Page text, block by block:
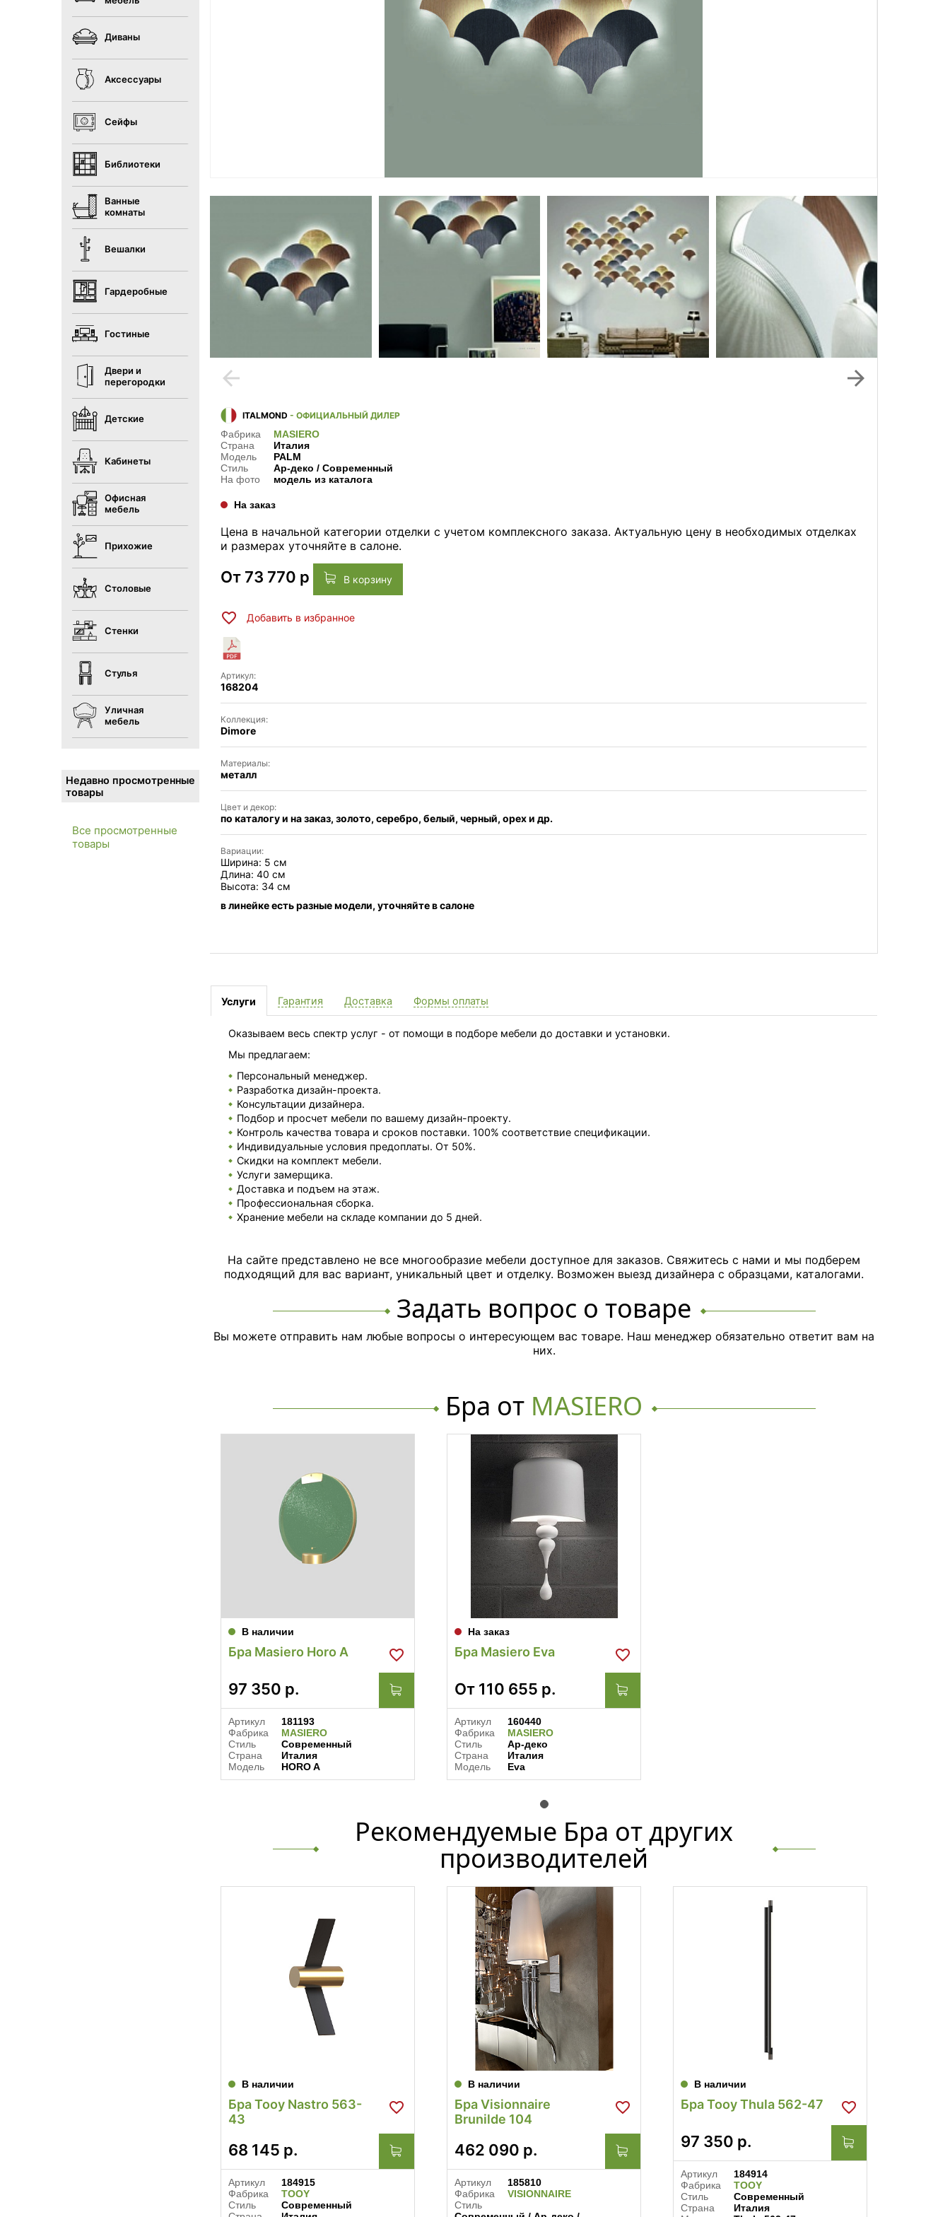
Диваны
Аксессуары
Сейфы
Библиотеки
Ванные
комнаты
Вешалки
Гардеробные
Гостиные
Двери и
перегородки
Детские
Кабинеты
Офисная
мебель
Прихожие
Столовые
Стенки
Стулья
Уличная
мебель
Недавно просмотренные
товары
Все просмотренные
товары
arrow_back arrow_forward
ITALMOND - ОФИЦИАЛЬНЫЙ ДИЛЕР
Фабрика
MASIERO
Страна
Италия
Модель
PALM
Стиль
Ар-деко / Современный
На фото
модель из каталога
На заказ
Цена в начальной категории отделки с учетом комплексного заказа. Актуальную цену в необходимых отделках
и размерах уточняйте в салоне.
От 73 770 р В корзину
Добавить в избранное
Артикул:
168204
Коллекция:
Dimore
Материалы:
металл
Цвет и декор:
по каталогу и на заказ, золото, серебро, белый, черный, орех и др.
Вариации:
Ширина: 5 см
Длина: 40 см
Высота: 34 см
в линейке есть разные модели, уточняйте в салоне
Услуги
Оказываем весь спектр услуг - от помощи в подборе мебели до доставки и установки.
Мы предлагаем:
Персональный менеджер.
Разработка дизайн-проекта.
Консультации дизайнера.
Подбор и просчет мебели по вашему дизайн-проекту.
Контроль качества товара и сроков поставки. 100% соответствие спецификации.
Индивидуальные условия предоплаты. От 50%.
Скидки на комплект мебели.
Услуги замерщика.
Доставка и подъем на этаж.
Профессиональная сборка.
Хранение мебели на складе компании до 5 дней.
Гарантия Доставка Формы оплаты
На сайте представлено не все многообразие мебели доступное для заказов. Свяжитесь с нами и мы подберем
подходящий для вас вариант, уникальный цвет и отделку. Возможен выезд дизайнера с образцами, каталогами.
Задать вопрос о товаре
Вы можете отправить нам любые вопросы о интересующем вас товаре. Наш менеджер обязательно ответит вам на
них.
Бра от MASIERO
В наличии
Бра Masiero Horo A
97 350 р.
Артикул
181193
Фабрика
MASIERO
Стиль
Современный
Страна
Италия
Модель
HORO A
На заказ
Бра Masiero Eva
От 110 655 р.
Артикул
160440
Фабрика
MASIERO
Стиль
Ар-деко
Страна
Италия
Модель
Eva
Рекомендуемые Бра от других
производителей
В наличии
Бра Tooy Nastro 563-
43
68 145 р.
Артикул
184915
Фабрика
TOOY
Стиль
Современный
В наличии
Бра Visionnaire
Brunilde 104
462 090 р.
Артикул
185810
Фабрика
VISIONNAIRE
Стиль
В наличии
Бра Tooy Thula 562-47
97 350 р.
Артикул
184914
Фабрика
TOOY
Стиль
Современный
Страна
Италия